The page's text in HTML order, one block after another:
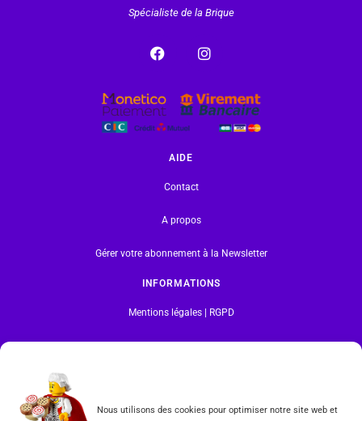
Nous utilisons des cookies pour optimiser notre site web et
Spécialiste de la Brique
AIDE
Contact
A propos
Gérer votre abonnement à la Newsletter
INFORMATIONS
Mentions légales | RGPD